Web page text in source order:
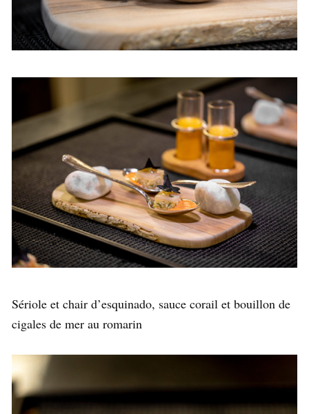
Sériole et chair d’esquinado, sauce corail et bouillon de
cigales de mer au romarin